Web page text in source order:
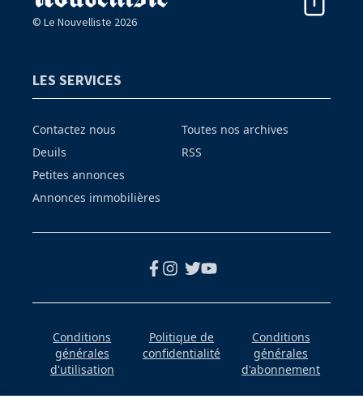
© Le Nouvelliste 2026
LES SERVICES
Contactez nous
Deuils
Petites annonces
Annonces immobilières
Toutes nos archives
RSS
Conditions
générales
d'utilisation
Politique de
confidentialité
Conditions
générales
d'abonnement